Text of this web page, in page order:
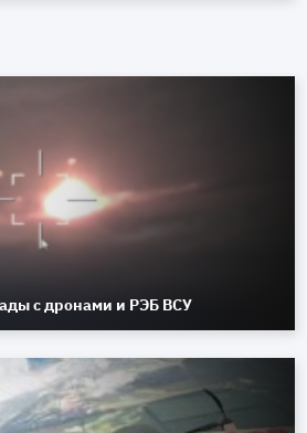
с дронами и РЭБ ВСУ